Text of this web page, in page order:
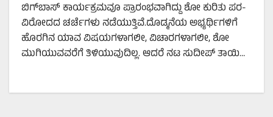
ಬಿಗ್‌ಬಾಸ್‌ ಕಾರ್ಯಕ್ರಮವೂ ಪ್ರಾರಂಭವಾಗಿದ್ದು ಶೋ ಕುರಿತು ಪರ-
ವಿರೋದದ ಚರ್ಚೆಗಳು ನಡೆಯುತ್ತಿವೆ.ದೊಡ್ಮನೆಯ ಅಭ್ಯರ್ಥಿಗಳಿಗೆ
ಹೊರಗಿನ ಯಾವ ವಿಷಯಗಳಾಗಲೀ, ವಿಚಾರಗಳಾಗಲೀ, ಶೋ
ಮುಗಿಯುವವರೆಗೆ ತಿಳಿಯುವುದಿಲ್ಲ. ಆದರೆ ನಟ ಸುದೀಪ್‌ ತಾಯಿ…